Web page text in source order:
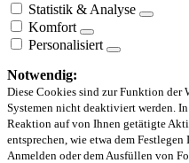
Statistik & Analyse
Komfort
Personalisiert
Notwendig:
Diese Cookies sind zur Funktion der
Systemen nicht deaktiviert werden.
Reaktion auf von Ihnen getätigte
entsprechen, wie etwa dem
Anmelden oder dem Ausfüllen von